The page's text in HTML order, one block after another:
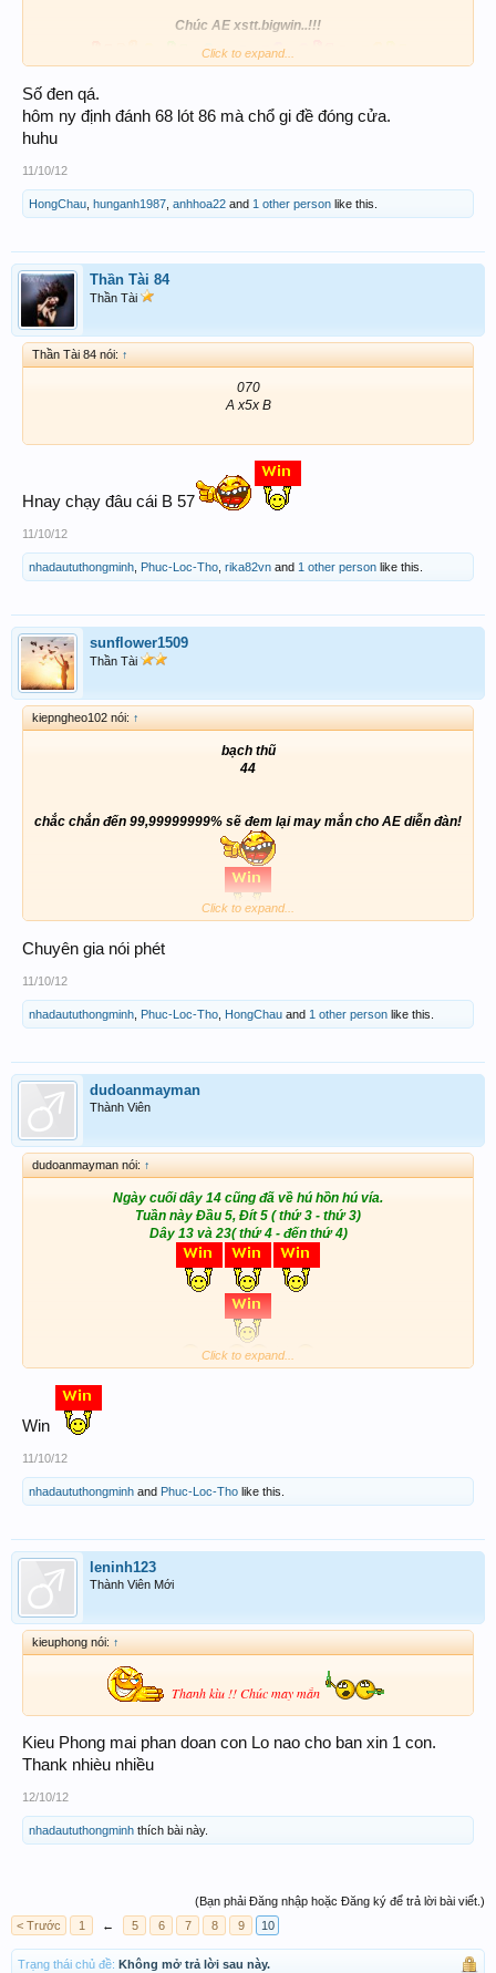
Chúc AE xstt.bigwin..!!!
Click to expand...
Số đen qá.
hôm ny định đánh 68 lót 86 mà chổ gi đề đóng cửa.
huhu
11/10/12
HongChau hunganh1987 anhhoa22 and 1 other person like this.
Thần Tài 84
Thần Tài
Thần Tài 84 nói: ↑
070
A x5x B
Hnay chạy đâu cái B 57
11/10/12
nhadaututhongminh Phuc-Loc-Tho rika82vn and 1 other person like this.
sunflower1509
Thần Tài
kiepngheo102 nói: ↑
bạch thũ
44
chắc chắn đến 99,99999999% sẽ đem lại may mắn cho AE diễn đàn!
Click to expand...
Chuyên gia nói phét
11/10/12
nhadaututhongminh Phuc-Loc-Tho HongChau and 1 other person like this.
dudoanmayman
Thành Viên
dudoanmayman nói: ↑
Ngày cuối dây 14 cũng đã về hú hồn hú vía.
Tuần này Đầu 5, Đít 5 ( thứ 3 - thứ 3)
Dây 13 và 23( thứ 4 - đến thứ 4)
Click to expand...
Win
11/10/12
nhadaututhongminh and Phuc-Loc-Tho like this.
leninh123
Thành Viên Mới
kieuphong nói: ↑
Thanh kìu !! Chúc may mắn
Kieu Phong mai phan doan con Lo nao cho ban xin 1 con.
Thank nhièu nhiều
12/10/12
nhadaututhongminh thích bài này.
(Bạn phải Đăng nhập hoặc Đăng ký để trả lời bài viết.)
< Trước
1 ← 5 6 7 8 9 10
Trạng thái chủ đề: Không mở trả lời sau này.